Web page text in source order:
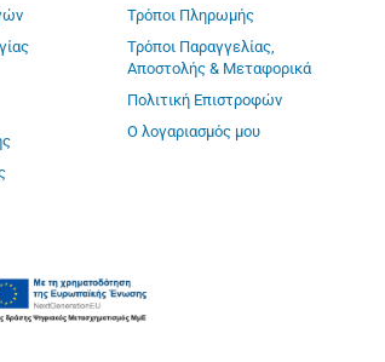
Τρόποι Πληρωμής
Τρόποι Παραγγελίας,
Αποστολής & Μεταφορικά
Πολιτική Επιστροφών
Ο λογαριασμός μου